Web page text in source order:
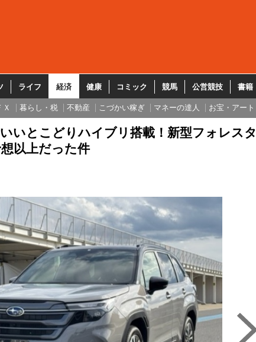
ライフ 経済 健康 コミック 競馬 公営競技 書籍
Ｘ 暮らし・税 不動産 こづかい稼ぎ マネーの達人 お宝・アート
いとこどりハイブリ搭載！新型フォレスタ
以上だった件